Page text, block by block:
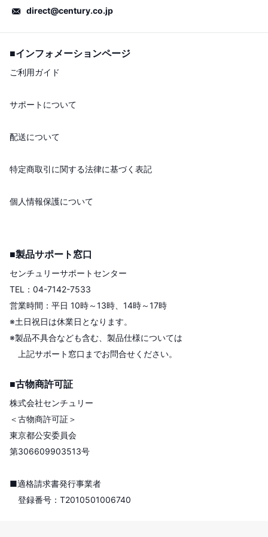
direct@century.co.jp
■インフォメーションページ
ご利用ガイド
サポートについて
配送について
特定商取引に関する法律に基づく表記
個人情報保護について
■製品サポート窓口
センチュリーサポートセンター
TEL：04-7142-7533
営業時間：平日 10時～13時、14時～17時
※土日祝日は休業日となります。
※製品不具合なども含む、製品仕様については
上記サポート窓口までお問合せください。
■古物商許可証
株式会社センチュリー
＜古物商許可証＞
東京都公安委員会
第306609903513号
■適格請求書発行事業者
登録番号：T2010501006740